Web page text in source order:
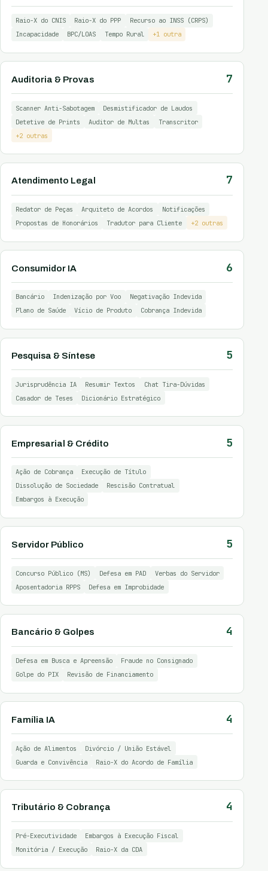
Raio-X do CNIS Raio-X do PPP
Recurso ao INSS (CRPS)
Incapacidade
BPC/LOAS Tempo Rural +1 outra
Auditoria & Provas 7
Scanner Anti-Sabotagem
Desmistificador de Laudos
Detetive de Prints
Auditor de Multas
Transcritor
+2 outras
Atendimento Legal 7
Redator de Peças Arquiteto de Acordos
Notificações
Propostas de Honorários
Tradutor para Cliente +2 outras
Consumidor IA 6
Bancário Indenização por Voo
Negativação Indevida
Plano de Saúde
Vício de Produto Cobrança Indevida
Pesquisa & Síntese 5
Jurisprudência IA Resumir Textos
Chat Tira-Dúvidas
Casador de Teses
Dicionário Estratégico
Empresarial & Crédito 5
Ação de Cobrança
Execução de Título
Dissolução de Sociedade
Rescisão Contratual
Embargos à Execução
Servidor Público 5
Concurso Público (MS) Defesa em PAD
Verbas do Servidor
Aposentadoria RPPS
Defesa em Improbidade
Bancário & Golpes 4
Defesa em Busca e Apreensão
Fraude no Consignado
Golpe do PIX
Revisão de Financiamento
Família IA 4
Ação de Alimentos
Divórcio / União Estável
Guarda e Convivência
Raio-X do Acordo de Família
Tributário & Cobrança 4
Pré-Executividade
Embargos à Execução Fiscal
Monitória / Execução
Raio-X da CDA